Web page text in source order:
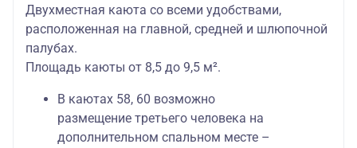
Двухместная каюта со всеми удобствами,
расположенная на главной, средней и шлюпочной
палубах.
Площадь каюты от 8,5 до 9,5 м².
В каютах 58, 60 возможно
размещение третьего человека на
дополнительном спальном месте –